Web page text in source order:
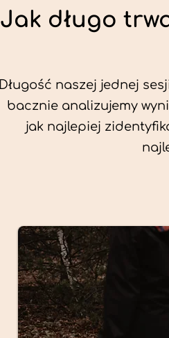
Jak długo
Długość naszej jednej
bacznie analizujemy
jak najlepiej